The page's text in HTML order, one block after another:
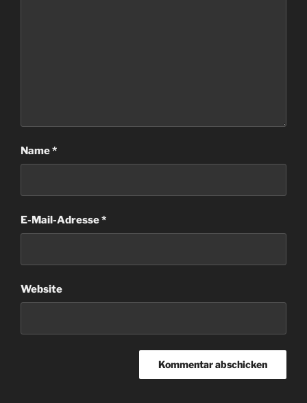
Name*
E-Mail-Adresse*
Website